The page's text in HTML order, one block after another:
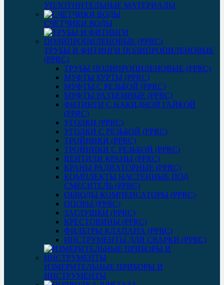
УПЛОТНИТЕЛЬНЫЕ МАТЕРИАЛЫ
СЧЕТЧИКИ ВОДЫ
ТРУБЫ И ФИТИНГИ ПОЛИПРОПИЛЕНОВЫЕ
(PPRC)
ТРУБЫ ПОЛИПРОПИЛЕНОВЫЕ (PPRC)
МУФТЫ БУРТЫ (PPRC)
МУФТЫ C РЕЗЬБОЙ (PPRC)
МУФТЫ РАЗЪЕМНЫЕ (PPRC)
ФИТИНГИ С НАКИДНОЙ ГАЙКОЙ
(PPRC)
УГОЛКИ (PPRC)
УГОЛКИ С РЕЗЬБОЙ (PPRC)
ТРОЙНИКИ (PPRC)
ТРОЙНИКИ С РЕЗЬБОЙ (PPRC)
ВЕНТИЛИ КРАНЫ (PPRC)
КРАНЫ РАДИАТОРНЫЕ (PPRC)
КОМПЛЕКТЫ НАСТЕННЫЕ ПОД
СМЕСИТЕЛЬ (PPRC)
ОБВОДЫ КОМПЕНСАТОРЫ (PPRC)
ОПОРЫ (PPRC)
ЗАГЛУШКИ (PPRC)
КРЕСТОВИНЫ (PPRC)
ФИЛЬТРЫ КЛАПАНА (PPRC)
ИНСТРУМЕНТЫ ДЛЯ СВАРКИ (PPRC)
ИЗМЕРИТЕЛЬНЫЕ ПРИБОРЫ И
ИНСТРУМЕНТЫ